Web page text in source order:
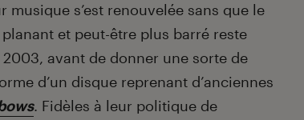
s’est renouvelée sans que le
et peut-être plus barré reste
2003, avant de donner une sorte de
d’un disque reprenant d’anciennes
. Fidèles à leur politique de